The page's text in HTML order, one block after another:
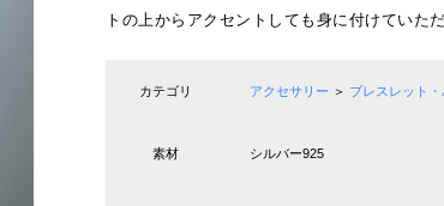
トの上からアクセントしても身に付けていただ
カテゴリ アクセサリー ＞ ブレスレット
素材 シルバー925